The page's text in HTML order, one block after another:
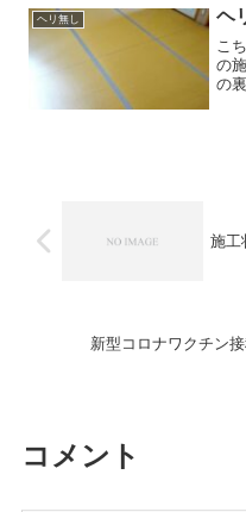
工
番
ヘリ無し ヘ
こ
の
の
施工
新型コロナワクチン
コメント